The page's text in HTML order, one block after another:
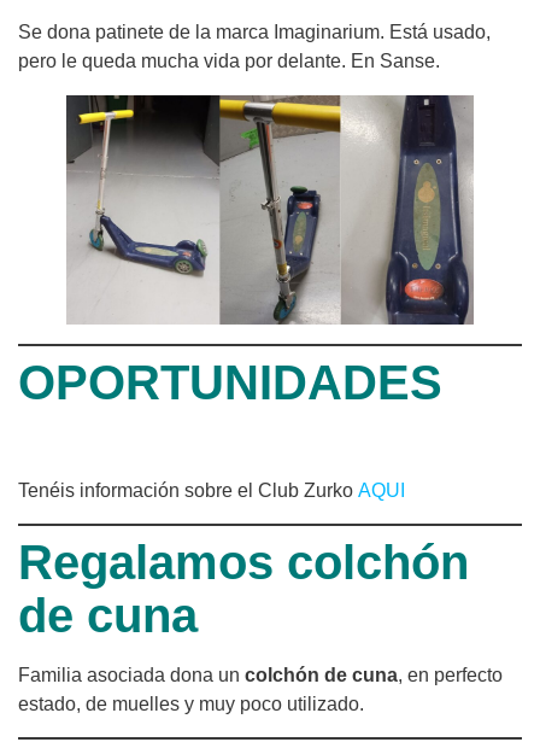
Se dona patinete de la marca Imaginarium. Está usado,
pero le queda mucha vida por delante. En Sanse.
OPORTUNIDADES
Tenéis información sobre el Club Zurko AQUI
Regalamos colchón
de cuna
Familia asociada dona un colchón de cuna, en perfecto
estado, de muelles y muy poco utilizado.